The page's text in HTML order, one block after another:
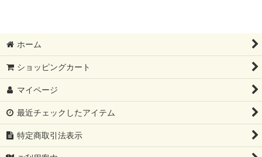
ホーム
ショッピングカート
マイページ
最近チェックしたアイテム
特定商取引法表示